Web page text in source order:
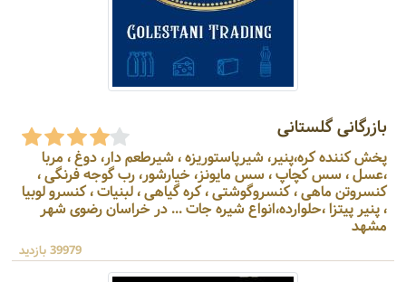
بازرگانی گلستانی
پخش کننده کره،پنیر، شیرپاستوریزه ، شیرطعم دار، دوغ ، مربا
،عسل ، سس کچاپ ، سس مایونز، خیارشور، رب گوجه فرنگی ،
کنسروتن ماهی ، کنسروگوشتی ، کره گیاهی ، لبنیات ، کنسرو لوبیا
، پنیر پیتزا ،حلوارده،انواع شیره جات ... در خراسان رضوی شهر
مشهد
39979 بازدید